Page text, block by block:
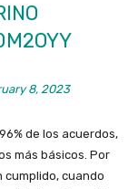
8, 2023
de los acuerdos,
más básicos. Por
cumplido, cuando